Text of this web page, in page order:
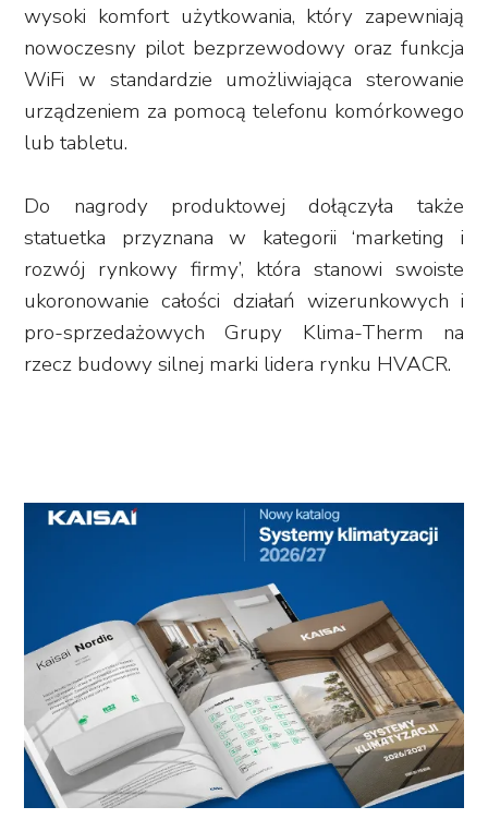
wysoki komfort użytkowania, który zapewniają
nowoczesny pilot bezprzewodowy oraz funkcja
WiFi w standardzie umożliwiająca sterowanie
urządzeniem za pomocą telefonu komórkowego
lub tabletu.
Do nagrody produktowej dołączyła także
statuetka przyznana w kategorii ‘marketing i
rozwój rynkowy firmy’, która stanowi swoiste
ukoronowanie całości działań wizerunkowych i
pro-sprzedażowych Grupy Klima-Therm na
rzecz budowy silnej marki lidera rynku HVACR.